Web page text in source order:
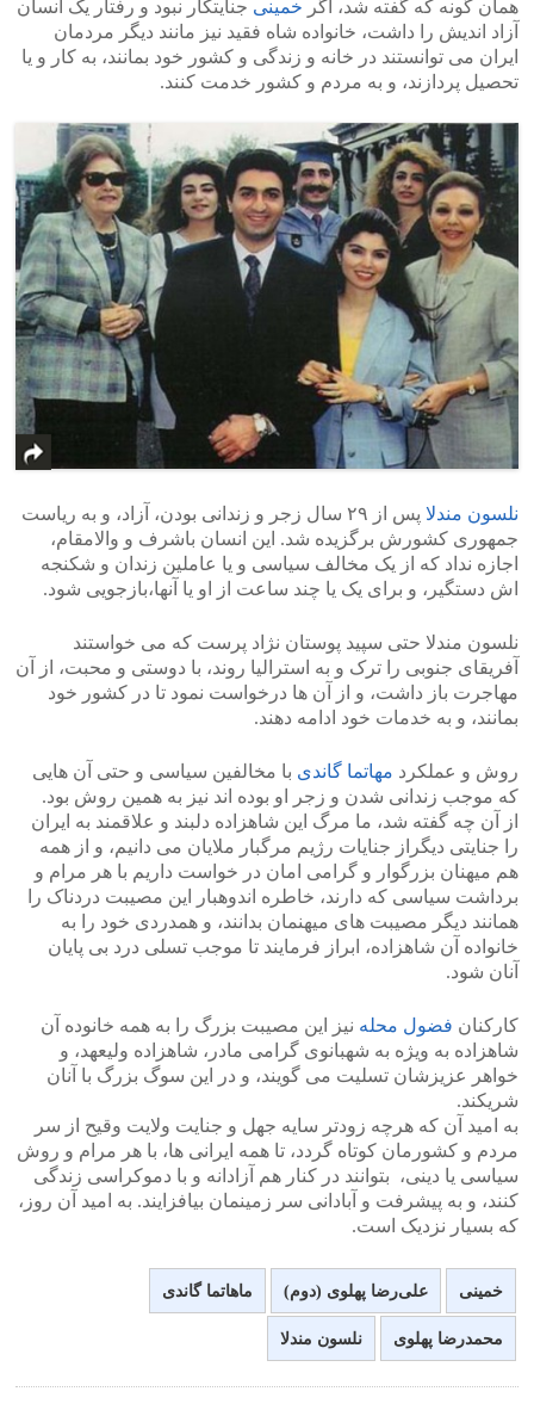
همان گونه که گفته شد، اگر خمینی جنایتکار نبود و رفتار یک انسان
آزاد اندیش را داشت، خانواده شاه فقید نیز مانند دیگر مردمان
ایران می توانستند در خانه و زندگی و کشور خود بمانند، به کار و یا
تحصیل پردازند، و به مردم و کشور خدمت کنند.
نلسون مندلا
پس از ۲۹ سال زجر و زندانی بودن، آزاد، و به ریاست
جمهوری کشورش برگزیده شد. این انسان باشرف و والامقام،
اجازه نداد که از یک مخالف سیاسی و یا عاملین زندان و شکنجه
اش دستگیر، و برای یک یا چند ساعت از او یا آنها،بازجویی شود.
نلسون مندلا حتی سپید پوستان نژاد پرست که می خواستند
آفریقای جنوبی را ترک و به استرالیا روند، با دوستی و محبت، از آن
مهاجرت باز داشت، و از آن ها درخواست نمود تا در کشور خود
بمانند، و به خدمات خود ادامه دهند.
روش و عملکرد مهاتما گاندی با مخالفین سیاسی و حتی آن هایی
که موجب زندانی شدن و زجر او بوده اند نیز به همین روش بود.
از آن چه گفته شد، ما مرگ این شاهزاده دلبند و علاقمند به ایران
را جنایتی دیگراز جنایات رژیم مرگبار ملایان می دانیم، و از همه
هم میهنان بزرگوار و گرامی امان در خواست داریم با هر مرام و
برداشت سیاسی که دارند، خاطره اندوهبار این مصیبت دردناک را
همانند دیگر مصیبت های میهنمان بدانند، و همدردی خود را به
خانواده آن شاهزاده، ابراز فرمایند تا موجب تسلی درد بی پایان
آنان شود.
کارکنان فضول محله نیز این مصیبت بزرگ را به همه خانوده آن
شاهزاده به ویژه به شهبانوی گرامی مادر، شاهزاده ولیعهد، و
خواهر عزیزشان تسلیت می گویند، و در این سوگ بزرگ با آنان
شریکند.
به امید آن که هرچه زودتر سایه جهل و جنایت ولایت وقیح از سر
مردم و کشورمان کوتاه گردد، تا همه ایرانی ها، با هر مرام و روش
سیاسی یا دینی، بتوانند در کنار هم آزادانه و با دموکراسی زندگی
کنند، و به پیشرفت و آبادانی سر زمینمان بیافزایند. به امید آن روز،
که بسیار نزدیک است.
خمینی علی‌رضا پهلوی (دوم) ماهاتما گاندی
محمدرضا پهلوی نلسون مندلا